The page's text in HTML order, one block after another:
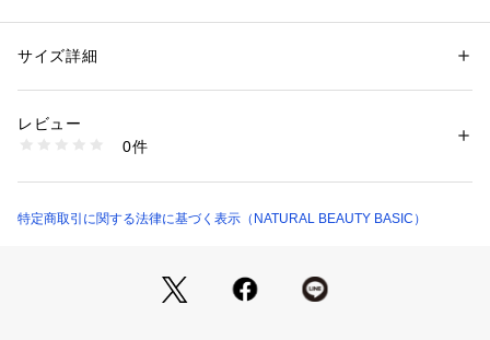
ニット、カットソーまで合わせやすく、オンオフ問わず着てい
＜素材＞
裏地がなく軽い着心地の素材を使用しています。
仕様・前ファスナー
性別：レディース
素材：ポリエステル 97% ポリウレタン 3%
洗濯：40℃非常に弱い 漂白× アイロン110℃ ドライ弱い タンブル乾燥×
吊り干し ウェット非常に弱い
商品番号：1100700000191 （モール）
サイズ詳細
レビュー
0件
特定商取引に関する法律に基づく表示（NATURAL BEAUTY BASIC）